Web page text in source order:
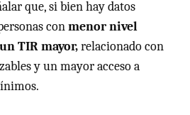
que, si bien hay datos
conmenor nivel
TIR mayor,relacionado con
y un mayor acceso a